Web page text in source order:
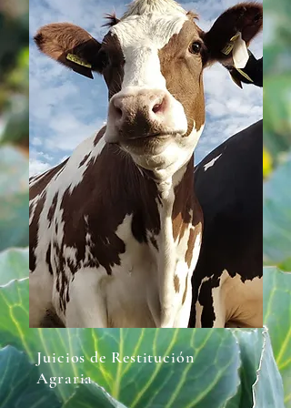
- Juicios de responsabilidad penal
agraria: Casos relacionados con
delitos cometidos en el contexto
agrario, como invasión de tierras o
daño ambiental.
- Juicios de reconocimiento de
derechos ancestrales: Procesos para
validar derechos históricos sobre
tierras, especialmente en
comunidades indígenas.
- Juicios de protección de derechos
laborales agrarios: Casos que
buscan garantizar condiciones
laborales justas para trabajadores
agrícolas.
- Juicios de resolución de conflictos
de arrendamiento agrario: Disputas
Juicios de Restitución
Agraria